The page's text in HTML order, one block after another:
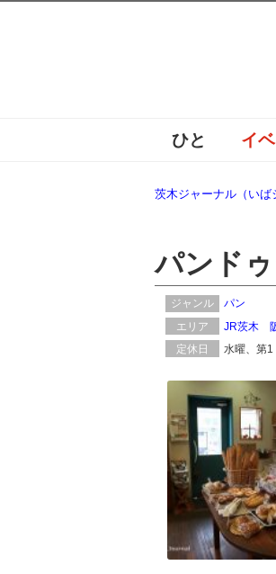
ひと イ
茨木ジャーナル（いば
パンド
ジャンル
パン
エリア
JR茨木
定休日
水曜、第1